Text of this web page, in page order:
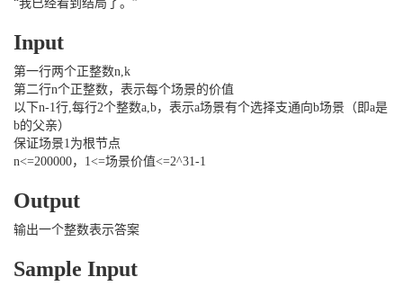
“我已经看到结局了。”
Input
第一行两个正整数n,k
第二行n个正整数，表示每个场景的价值
以下n-1行,每行2个整数a,b，表示a场景有个选择支通向b场景（即a是
b的父亲）
保证场景1为根节点
n<=200000，1<=场景价值<=2^31-1
Output
输出一个整数表示答案
Sample Input